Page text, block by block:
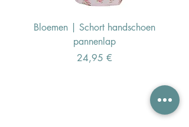
Bloemen | Schort handschoen
pannenlap
Preis
24,95 €